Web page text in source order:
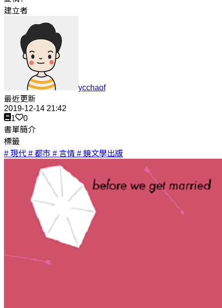
建立者
ycchaof
最近更新
2019-12-14 21:42
1
0
書單簡介
標籤
# 現代 # 都市 # 言情 # 鏡文學出版